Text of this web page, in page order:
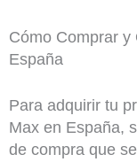
Cómo Comprar y
España
Para adquirir tu
Max en España,
de compra que